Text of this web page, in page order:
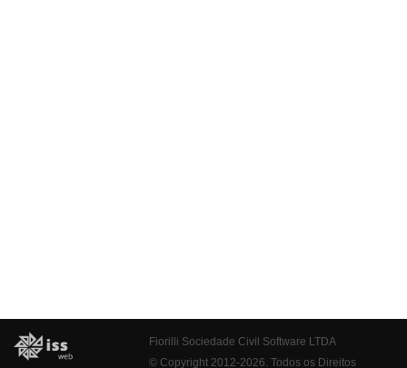
Fiorilli Sociedade Civil Software LTDA
© Copyright 2012-2026. Todos os Direitos